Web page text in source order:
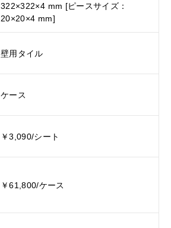
322×322×4 mm [ピースサイズ：
20×20×4 mm]
壁用タイル
ケース
￥3,090/シート
￥61,800/ケース